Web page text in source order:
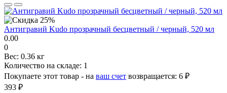
Антигравий Kudo прозрачный бесцветный / черный, 520 мл
0.00
0
Вес: 0.36 кг
Количество на складе: 1
Покупаете этот товар - на ваш счет возвращается: 6 ₽
393 ₽